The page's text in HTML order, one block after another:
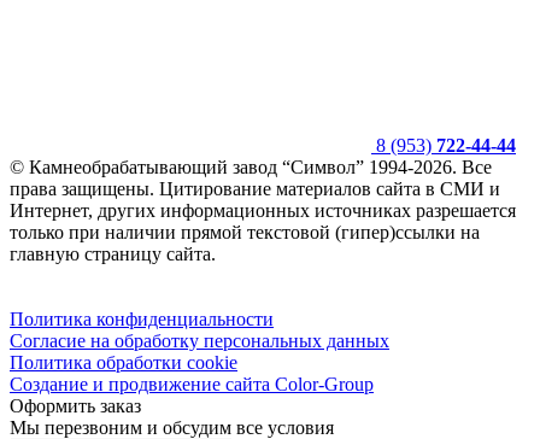
8 (953) 722-44-44
© Камнеобрабатывающий завод “Символ” 1994-2026. Все
права защищены. Цитирование материалов сайта в СМИ и
Интернет, других информационных источниках разрешается
только при наличии прямой текстовой (гипер)ссылки на
главную страницу сайта.
Политика конфиденциальности
Согласие на обработку персональных данных
Политика обработки cookie
Создание и продвижение сайта Color-Group
Оформить заказ
Мы перезвоним и обсудим все условия